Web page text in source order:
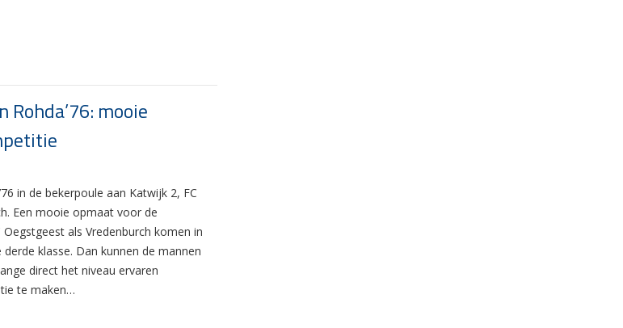
mooie
in de bekerpoule aan Katwijk 2, FC
Een mooie opmaat voor de
als Vredenburch komen in
klasse. Dan kunnen de mannen
direct het niveau ervaren
te maken…